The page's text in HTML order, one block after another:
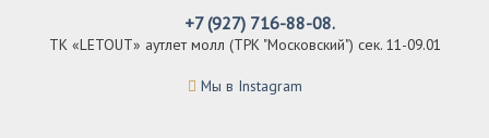
+7 (927) 716-88-08.
ТК «LETOUT» аутлет молл (ТРК "Московский") сек. 11-09.01
Мы в Instagram